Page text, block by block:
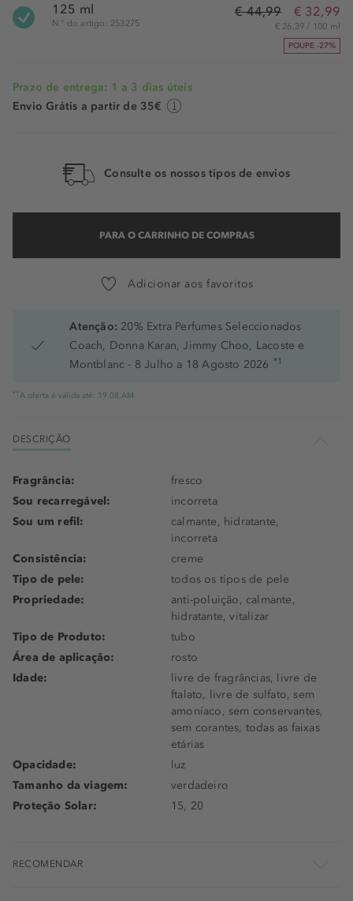
125 ml
N.° do artigo: 253275
€ 44,99 € 32,99
€ 26,39 / 100 ml
POUPE -27%
Prazo de entrega: 1 a 3 dias úteis
Envio Grátis a partir de 35€
Consulte os nossos tipos de envios
PARA O CARRINHO DE COMPRAS
Adicionar aos favoritos
Atenção: 20% Extra Perfumes Seleccionados
Coach, Donna Karan, Jimmy Choo, Lacoste e
Montblanc - 8 Julho a 18 Agosto 2026 *1
*1 A oferta é válida até: 19.08.AM
DESCRIÇÃO
Fragrância:
fresco
Sou recarregável:
incorreta
Sou um refil:
calmante, hidratante,
incorreta
Consistência:
creme
Tipo de pele:
todos os tipos de pele
Propriedade:
anti-poluição, calmante,
hidratante, vitalizar
Tipo de Produto:
tubo
Área de aplicação:
rosto
Idade:
livre de fragrâncias, livre de
ftalato, livre de sulfato, sem
amoníaco, sem conservantes,
sem corantes, todas as faixas
etárias
Opacidade:
luz
Tamanho da viagem:
verdadeiro
Proteção Solar:
15, 20
RECOMENDAR